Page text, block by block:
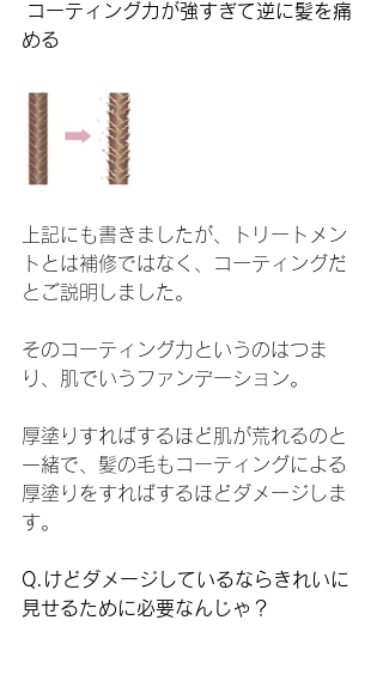
コーティング力が強すぎて逆に髪を痛
める
上記にも書きましたが、トリートメン
トとは補修ではなく、コーティングだ
とご説明しました。
そのコーティング力というのはつま
り、肌でいうファンデーション。
厚塗りすればするほど肌が荒れるのと
一緒で、髪の毛もコーティングによる
厚塗りをすればするほどダメージしま
す。
Q.けどダメージしているならきれいに
見せるために必要なんじゃ？